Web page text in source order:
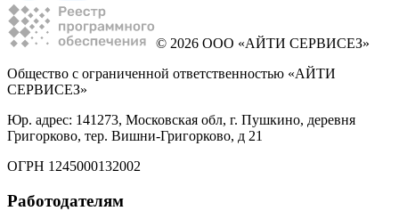
© 2026 ООО «АЙТИ СЕРВИСЕЗ»
Общество с ограниченной ответственностью «АЙТИ
СЕРВИСЕЗ»
Юр. адрес: 141273, Московская обл, г. Пушкино, деревня
Григорково, тер. Вишни-Григорково, д 21
ОГРН 1245000132002
Работодателям